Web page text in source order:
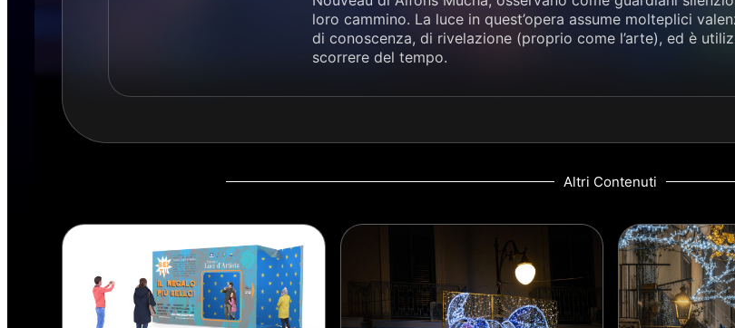
loro cammino. La luce in quest’opera assume molteplici
di conoscenza, di rivelazione (proprio come l’arte), ed è
scorrere del tempo.
Altri Contenuti